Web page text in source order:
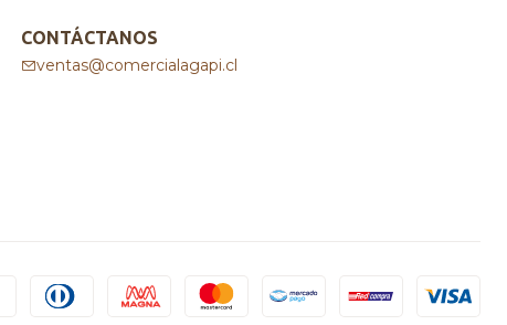
CONTÁCTANOS
ventas@comercialagapi.cl